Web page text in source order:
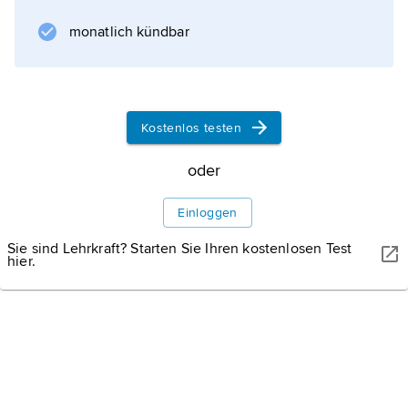
monatlich kündbar
Kostenlos testen
oder
Einloggen
Sie sind Lehrkraft? Starten Sie Ihren kostenlosen Test
hier.